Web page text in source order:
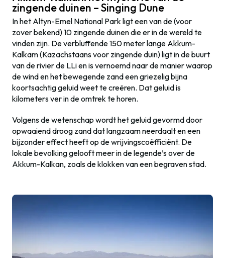
zingende duinen – Singing Dune
In het Altyn-Emel National Park ligt een van de (voor
zover bekend) 10 zingende duinen die er in de wereld te
vinden zijn. De verbluffende 150 meter lange Akkum-
Kalkam (Kazachstaans voor zingende duin) ligt in de buurt
van de rivier de LLi en is vernoemd naar de manier waarop
de wind en het bewegende zand een griezelig bijna
koortsachtig geluid weet te creëren. Dat geluid is
kilometers ver in de omtrek te horen.
Volgens de wetenschap wordt het geluid gevormd door
opwaaiend droog zand dat langzaam neerdaalt en een
bijzonder effect heeft op de wrijvingscoëfficiënt. De
lokale bevolking gelooft meer in de legende’s over de
Akkum-Kalkan, zoals de klokken van een begraven stad.